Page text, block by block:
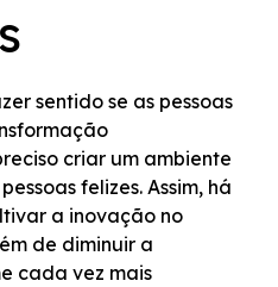
sentido se as pessoas
criar um ambiente
felizes. Assim, há
a inovação no
de diminuir a
cada vez mais